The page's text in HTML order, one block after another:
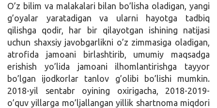
O’z bilim va malakalari bilan bo’lisha oladigan, yangi
g’oyalar yaratadigan va ularni hayotga tadbiq
qilishga qodir, har bir qilayotgan ishining natijasi
uchun shaxsiy javobgarlikni o’z zimmasiga oladigan,
atrofida jamoani birlashtirib, umumiy maqsadga
erishish yo’lida jamoani ilhomlantirishga tayyor
bo’lgan ijodkorlar tanlov g’olibi bo’lishi mumkin.
2018-yil sentabr oyining oxirigacha, 2018-2019-
o’quv yillarga mo’ljallangan yillik shartnoma miqdori